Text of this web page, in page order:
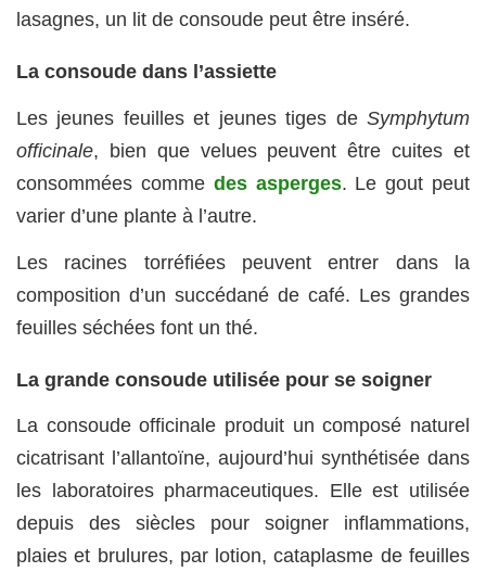
lasagnes, un lit de consoude peut être inséré.
La consoude dans l’assiette
Les jeunes feuilles et jeunes tiges de Symphytum
officinale, bien que velues peuvent être cuites et
consommées comme des asperges. Le gout peut
varier d’une plante à l’autre.
Les racines torréfiées peuvent entrer dans la
composition d’un succédané de café. Les grandes
feuilles séchées font un thé.
La grande consoude utilisée pour se soigner
La consoude officinale produit un composé naturel
cicatrisant l’allantoïne, aujourd’hui synthétisée dans
les laboratoires pharmaceutiques. Elle est utilisée
depuis des siècles pour soigner inflammations,
plaies et brulures, par lotion, cataplasme de feuilles